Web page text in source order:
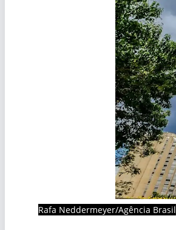
Rafa Neddermeyer/Agência Brasil